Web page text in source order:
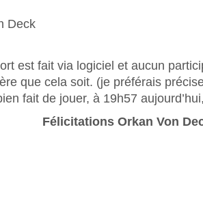
Deck
est fait via logiciel et aucun
que cela soit. (je préférais
fait de jouer, à 19h57
Félicitations Orkan Von